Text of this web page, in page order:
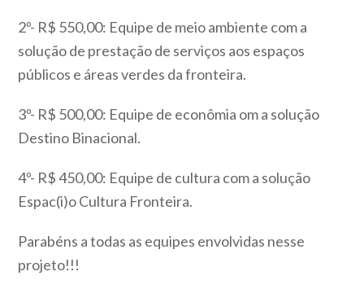
2º- R$ 550,00: Equipe de meio ambiente com a
solução de prestação de serviços aos espaços
públicos e áreas verdes da fronteira.
3º- R$ 500,00: Equipe de econômia om a solução
Destino Binacional.
4º- R$ 450,00: Equipe de cultura com a solução
Espac(i)o Cultura Fronteira.
Parabéns a todas as equipes envolvidas nesse
projeto!!!